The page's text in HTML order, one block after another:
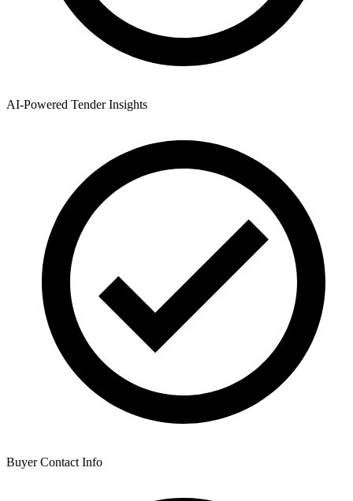
AI-Powered Tender Insights
Buyer Contact Info